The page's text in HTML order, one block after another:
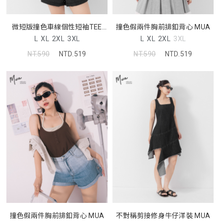
微短版撞色車線個性短袖TEE
MUA
L XL 2XL 3XL
NT.590
NTD.519
撞色假兩件胸前排釦背心 MUA
L XL 2XL 3XL
NT.590
NTD.519
撞色假兩件胸前排釦背心 MUA
不對稱剪接修身牛仔洋裝 MUA